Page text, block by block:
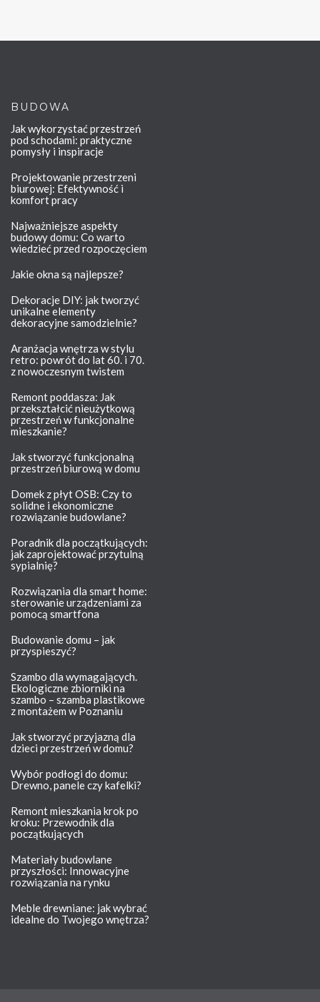
BUDOWA
Jak wykorzystać przestrzeń
pod schodami: praktyczne
pomysły i inspiracje
Projektowanie przestrzeni
biurowej: Efektywność i
komfort pracy
Najważniejsze aspekty
budowy domu: Co warto
wiedzieć przed rozpoczęciem
Jakie okna są najlepsze?
Dekoracje DIY: jak tworzyć
unikalne elementy
dekoracyjne samodzielnie?
Aranżacja wnętrza w stylu
retro: powrót do lat 60. i 70.
z nowoczesnym twistem
Remont poddasza: Jak
przekształcić nieużytkową
przestrzeń w funkcjonalne
mieszkanie?
Jak stworzyć funkcjonalną
przestrzeń biurową w domu
Domek z płyt OSB: Czy to
solidne i ekonomiczne
rozwiązanie budowlane?
Poradnik dla początkujących:
jak zaprojektować przytulną
sypialnię?
Rozwiązania dla smart home:
sterowanie urządzeniami za
pomocą smartfona
Budowanie domu – jak
przyspieszyć?
Szambo dla wymagających.
Ekologiczne zbiorniki na
szambo – szamba plastikowe
z montażem w Poznaniu
Jak stworzyć przyjazną dla
dzieci przestrzeń w domu?
Wybór podłogi do domu:
Drewno, panele czy kafelki?
Remont mieszkania krok po
kroku: Przewodnik dla
początkujących
Materiały budowlane
przyszłości: Innowacyjne
rozwiązania na rynku
Meble drewniane: jak wybrać
idealne do Twojego wnętrza?